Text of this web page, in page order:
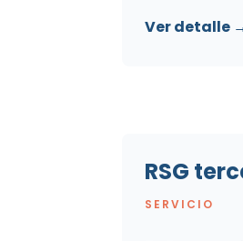
Ver detalle
RSG
SERVICIO